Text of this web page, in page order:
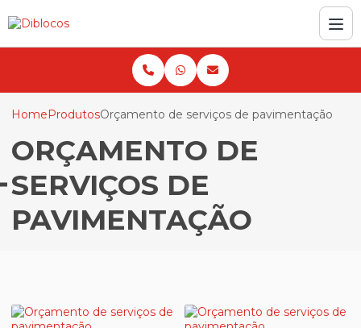
HomeProdutosOrçamento de serviços de pavimentação
ORÇAMENTO DE
SERVIÇOS DE
PAVIMENTAÇÃO